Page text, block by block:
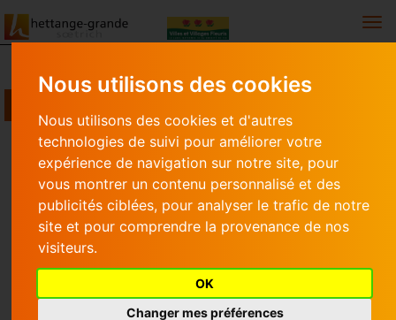
Nous utilisons des cookies
Nous utilisons des cookies et d'autres
technologies de suivi pour améliorer votre
expérience de navigation sur notre site, pour
vous montrer un contenu personnalisé et des
publicités ciblées, pour analyser le trafic de notre
site et pour comprendre la provenance de nos
visiteurs.
OK
Changer mes préférences
Hettange Mag Hettange Mag n°49
HETTANGE MAG N°49
Hettange Mag n°49